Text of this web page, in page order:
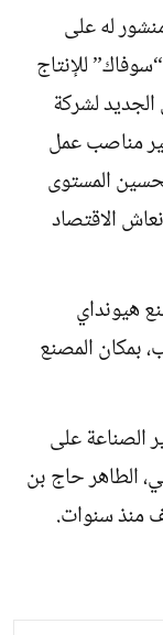
له على
للإنتاج
لشركة
مناصب عمل
المستوى
الاقتصاد
هيونداي
بمكان المصنع
الصناعة على
الطاهر حاج بن
منذ سنوات.